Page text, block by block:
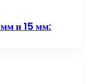
и 15 мм: